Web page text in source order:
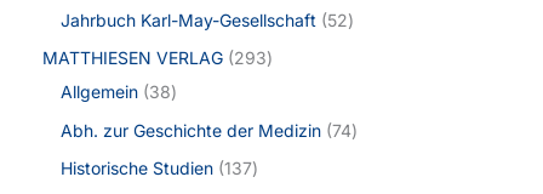
Jahrbuch Karl-May-Gesellschaft
52
MATTHIESEN VERLAG 293
Allgemein 38
Abh. zur Geschichte der Medizin 74
Historische Studien 137